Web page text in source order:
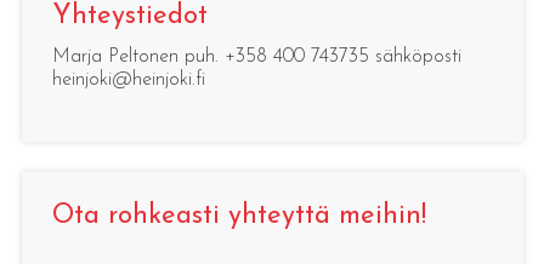
Yhteystiedot
Marja Peltonen puh. +358 400 743735 sähköposti
heinjoki@heinjoki.fi
Ota rohkeasti yhteyttä meihin!